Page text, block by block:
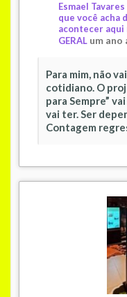
Esmael
que você acha
acontecer aqui
GERAL um ano
Para mim, não
cotidiano. O
para Sempre”
vai ter. Ser
Contagem